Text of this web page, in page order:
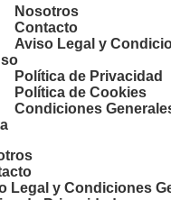
Nosotros
Contacto
Aviso Legal y
Política de Privacidad
Política de Cookies
Condiciones
Legal y Condiciones